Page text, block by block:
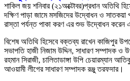
শাকিল জয় শনিবার (২১অক্টোবর)প্রধান অতিথি
দক্ষিণ পাড়া জামে মসজিদের উদ্বোধন ও সাতকয়া
রাস্তা পর্যন্ত পাকা করণ এর শুভ উদ্বোধন করেন
বিশেষ অতিথি হিসেবে বক্তব্য রাখেন কাজিপুর
সভাপতি হাজী নিজাম উদ্দিন, সাধারণ সম্পাদক ও
রহমান সিরাজী, চালিতাডাঙ্গা উপি চেয়ারম্যান
আওয়ামী লীগের সাধারণ সম্পাদক রঞ্জু তরফদার।